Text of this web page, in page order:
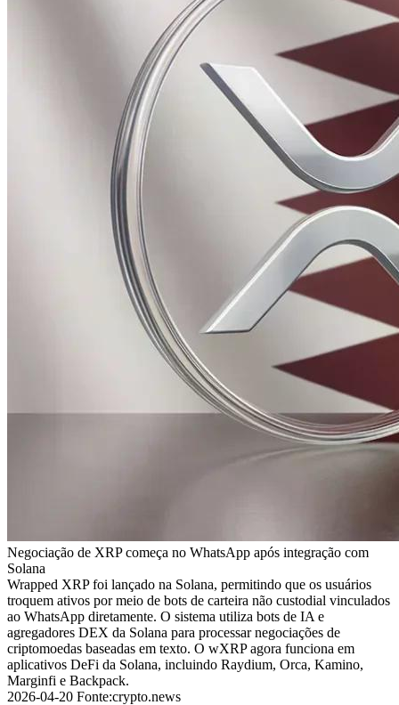
Negociação de XRP começa no WhatsApp após integração com
Solana
Wrapped XRP foi lançado na Solana, permitindo que os usuários
troquem ativos por meio de bots de carteira não custodial vinculados
ao WhatsApp diretamente. O sistema utiliza bots de IA e
agregadores DEX da Solana para processar negociações de
criptomoedas baseadas em texto. O wXRP agora funciona em
aplicativos DeFi da Solana, incluindo Raydium, Orca, Kamino,
Marginfi e Backpack.
2026-04-20 Fonte:crypto.news